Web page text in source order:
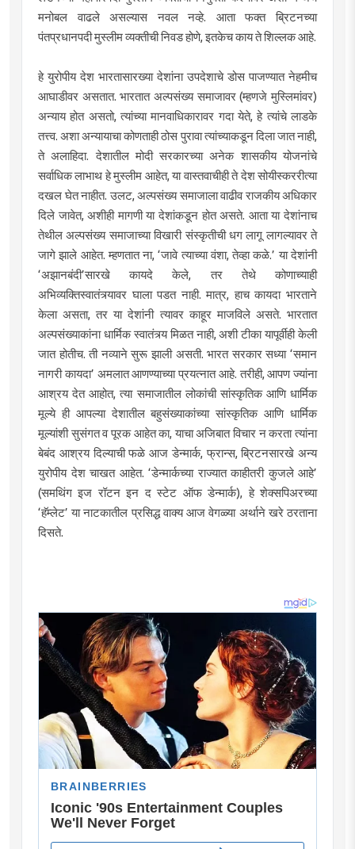
मनोबल वाढले असल्यास नवल नव्हे. आता फक्त ब्रिटनच्या
पंतप्रधानपदी मुस्लीम व्यक्तीची निवड होणे, इतकेच काय ते शिल्लक आहे.
हे युरोपीय देश भारतासारख्या देशांना उपदेशाचे डोस पाजण्यात नेहमीच
आघाडीवर असतात. भारतात अल्पसंख्य समाजावर (म्हणजे मुस्लिमांवर)
अन्याय होत असतो, त्यांच्या मानवाधिकारावर गदा येते, हे त्यांचे लाडके
तत्त्व. अशा अन्यायाचा कोणताही ठोस पुरावा त्यांच्याकडून दिला जात नाही,
ते अलाहिदा. देशातील मोदी सरकारच्या अनेक शासकीय योजनांचे
सर्वाधिक लाभाथ हे मुस्लीम आहेत, या वास्तवाचीही ते देश सोयीस्कररीत्या
दखल घेत नाहीत. उलट, अल्पसंख्य समाजाला वाढीव राजकीय अधिकार
दिले जावेत, अशीही मागणी या देशांकडून होत असते. आता या देशांनाच
तेथील अल्पसंख्य समाजाच्या विखारी संस्कृतीची धग लागू लागल्यावर ते
जागे झाले आहेत. म्हणतात ना, ‌‘जावे त्याच्या वंशा, तेव्हा कळे.‌’ या देशांनी
‌‘अझानबंदी‌’सारखे कायदे केले, तर तेथे कोणाच्याही
अभिव्यक्तिस्वातंत्र्यावर घाला पडत नाही. मात्र, हाच कायदा भारताने
केला असता, तर या देशांनी त्यावर काहूर माजविले असते. भारतात
अल्पसंख्याकांना धार्मिक स्वातंत्र्य मिळत नाही, अशी टीका यापूर्वीही केली
जात होतीच. ती नव्याने सुरू झाली असती. भारत सरकार सध्या ‌‘समान
नागरी कायदा‌’ अमलात आणण्याच्या प्रयत्नात आहे. तरीही, आपण ज्यांना
आश्रय देत आहोत, त्या समाजातील लोकांची सांस्कृतिक आणि धार्मिक
मूल्ये ही आपल्या देशातील बहुसंख्याकांच्या सांस्कृतिक आणि धार्मिक
मूल्यांशी सुसंगत व पूरक आहेत का, याचा अजिबात विचार न करता त्यांना
बेबंद आश्रय दिल्याची फळे आज डेन्मार्क, फ्रान्स, ब्रिटनसारखे अन्य
युरोपीय देश चाखत आहेत. ‌‘डेन्मार्कच्या राज्यात काहीतरी कुजले आहे‌’
(समथिंग इज रॉटन इन द स्टेट ऑफ डेन्मार्क), हे शेक्सपिअरच्या
‌‘हॅम्लेट‌’ या नाटकातील प्रसिद्ध वाक्य आज वेगळ्या अर्थाने खरे ठरताना
दिसते.